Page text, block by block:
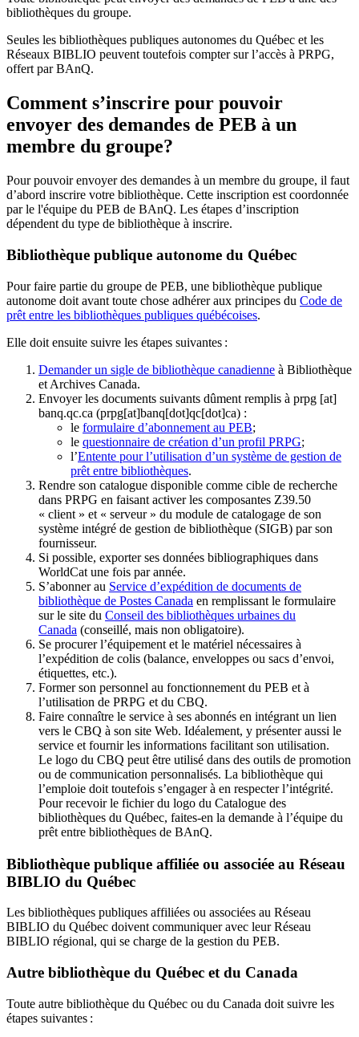
bibliothèques du groupe.
Seules les bibliothèques publiques autonomes du Québec et les
Réseaux BIBLIO peuvent toutefois compter sur l’accès à PRPG,
offert par BAnQ.
Comment s’inscrire pour pouvoir
envoyer des demandes de PEB à un
membre du groupe?
Pour pouvoir envoyer des demandes à un membre du groupe, il faut
d’abord inscrire votre bibliothèque. Cette inscription est coordonnée
par le l'équipe du PEB de BAnQ. Les étapes d’inscription
dépendent du type de bibliothèque à inscrire.
Bibliothèque publique autonome du Québec
Pour faire partie du groupe de PEB, une bibliothèque publique
autonome doit avant toute chose adhérer aux principes du Code de
prêt entre les bibliothèques publiques québécoises.
Elle doit ensuite suivre les étapes suivantes :
Demander un sigle de bibliothèque canadienne à Bibliothèque
et Archives Canada.
Envoyer les documents suivants dûment remplis à prpg [at]
banq.qc.ca (prpg[at]banq[dot]qc[dot]ca) :
le formulaire d’abonnement au PEB;
le questionnaire de création d’un profil PRPG;
l’Entente pour l’utilisation d’un système de gestion de
prêt entre bibliothèques.
Rendre son catalogue disponible comme cible de recherche
dans PRPG en faisant activer les composantes Z39.50
« client » et « serveur » du module de catalogage de son
système intégré de gestion de bibliothèque (SIGB) par son
fournisseur.
Si possible, exporter ses données bibliographiques dans
WorldCat une fois par année.
S’abonner au Service d’expédition de documents de
bibliothèque de Postes Canada en remplissant le formulaire
sur le site du Conseil des bibliothèques urbaines du
Canada (conseillé, mais non obligatoire).
Se procurer l’équipement et le matériel nécessaires à
l’expédition de colis (balance, enveloppes ou sacs d’envoi,
étiquettes, etc.).
Former son personnel au fonctionnement du PEB et à
l’utilisation de PRPG et du CBQ.
Faire connaître le service à ses abonnés en intégrant un lien
vers le CBQ à son site Web. Idéalement, y présenter aussi le
service et fournir les informations facilitant son utilisation.
Le logo du CBQ peut être utilisé dans des outils de promotion
ou de communication personnalisés. La bibliothèque qui
l’emploie doit toutefois s’engager à en respecter l’intégrité.
Pour recevoir le fichier du logo du Catalogue des
bibliothèques du Québec, faites-en la demande à l’équipe du
prêt entre bibliothèques de BAnQ.
Bibliothèque publique affiliée ou associée au Réseau
BIBLIO du Québec
Les bibliothèques publiques affiliées ou associées au Réseau
BIBLIO du Québec doivent communiquer avec leur Réseau
BIBLIO régional, qui se charge de la gestion du PEB.
Autre bibliothèque du Québec et du Canada
Toute autre bibliothèque du Québec ou du Canada doit suivre les
étapes suivantes :